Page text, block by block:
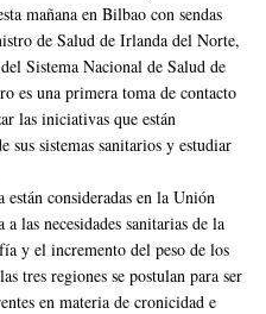
mañana en Bilbao con sendas
de Salud de Irlanda del Norte,
Sistema Nacional de Salud de
es una primera toma de contacto
las iniciativas que están
sus sistemas sanitarios y estudiar
consideradas en la Unión
las necesidades sanitarias de la
y el incremento del peso de los
tres regiones se postulan para ser
en materia de cronicidad e